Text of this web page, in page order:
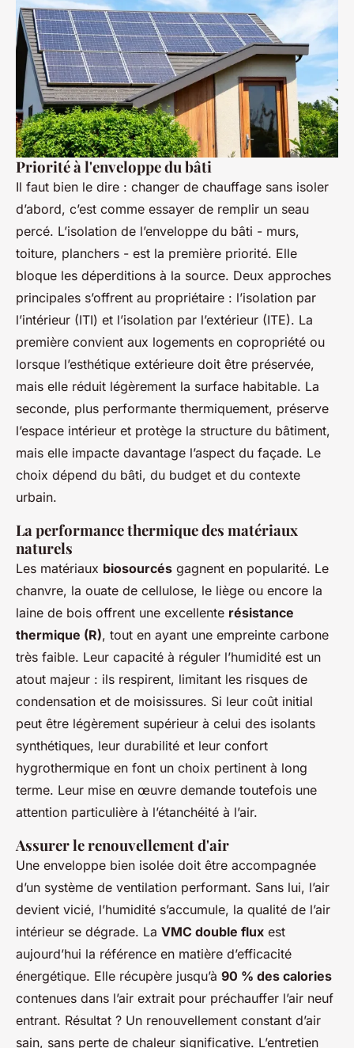
Priorité à l'enveloppe du bâti
Il faut bien le dire : changer de chauffage sans isoler
d’abord, c’est comme essayer de remplir un seau
percé. L’isolation de l’enveloppe du bâti - murs,
toiture, planchers - est la première priorité. Elle
bloque les déperditions à la source. Deux approches
principales s’offrent au propriétaire : l’isolation par
l’intérieur (ITI) et l’isolation par l’extérieur (ITE). La
première convient aux logements en copropriété ou
lorsque l’esthétique extérieure doit être préservée,
mais elle réduit légèrement la surface habitable. La
seconde, plus performante thermiquement, préserve
l’espace intérieur et protège la structure du bâtiment,
mais elle impacte davantage l’aspect du façade. Le
choix dépend du bâti, du budget et du contexte
urbain.
La performance thermique des matériaux
naturels
Les matériaux biosourcés gagnent en popularité. Le
chanvre, la ouate de cellulose, le liège ou encore la
laine de bois offrent une excellente résistance
thermique (R), tout en ayant une empreinte carbone
très faible. Leur capacité à réguler l’humidité est un
atout majeur : ils respirent, limitant les risques de
condensation et de moisissures. Si leur coût initial
peut être légèrement supérieur à celui des isolants
synthétiques, leur durabilité et leur confort
hygrothermique en font un choix pertinent à long
terme. Leur mise en œuvre demande toutefois une
attention particulière à l’étanchéité à l’air.
Assurer le renouvellement d'air
Une enveloppe bien isolée doit être accompagnée
d’un système de ventilation performant. Sans lui, l’air
devient vicié, l’humidité s’accumule, la qualité de l’air
intérieur se dégrade. La VMC double flux est
aujourd’hui la référence en matière d’efficacité
énergétique. Elle récupère jusqu’à 90 % des calories
contenues dans l’air extrait pour préchauffer l’air neuf
entrant. Résultat ? Un renouvellement constant d’air
sain, sans perte de chaleur significative. L’entretien